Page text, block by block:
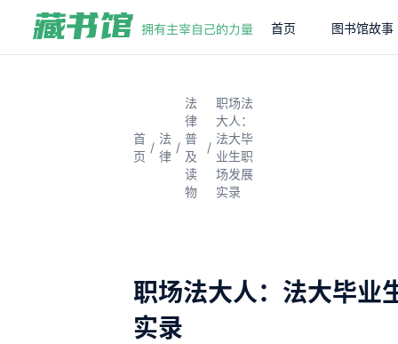
首页 图书馆故事
首
页
/
法
律
/
法
律
普
及
读
物
/
职场法
大人：
法大毕
业生职
场发展
实录
职场法大人：法大毕业
实录